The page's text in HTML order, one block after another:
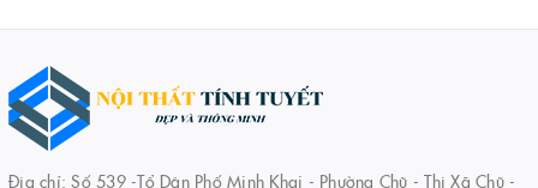
Địa chỉ: Số 539 -Tổ Dân Phố Minh Khai - Phường Chũ - Thị Xã Chũ -